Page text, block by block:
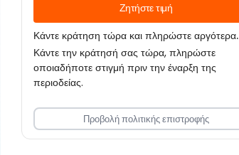
Ζητήστε τιμή
Κάντε κράτηση τώρα και πληρώστε αργότερα.
Κάντε την κράτησή σας τώρα, πληρώστε
οποιαδήποτε στιγμή πριν την έναρξη της
περιοδείας.
Προβολή πολιτικής επιστροφής